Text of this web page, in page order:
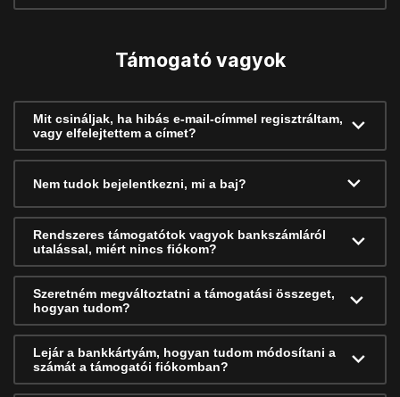
Támogató vagyok
Mit csináljak, ha hibás e-mail-címmel regisztráltam,
vagy elfelejtettem a címet?
Nem tudok bejelentkezni, mi a baj?
Rendszeres támogatótok vagyok bankszámláról
utalással, miért nincs fiókom?
Szeretném megváltoztatni a támogatási összeget,
hogyan tudom?
Lejár a bankkártyám, hogyan tudom módosítani a
számát a támogatói fiókomban?